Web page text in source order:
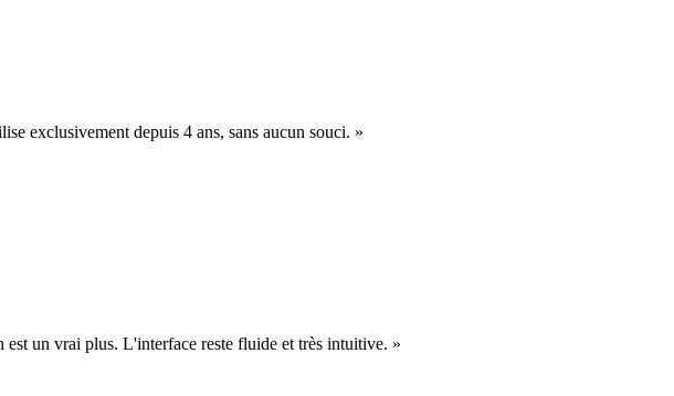
exclusivement depuis 4 ans, sans aucun souci. »
est un vrai plus. L'interface reste fluide et très intuitive. »